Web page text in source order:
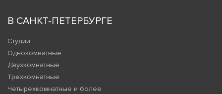
В САНКТ-ПЕТЕРБУРГЕ
Студии
Однокомнатные
Двухкомнатные
Трехкомнатные
Четырехкомнатные и более